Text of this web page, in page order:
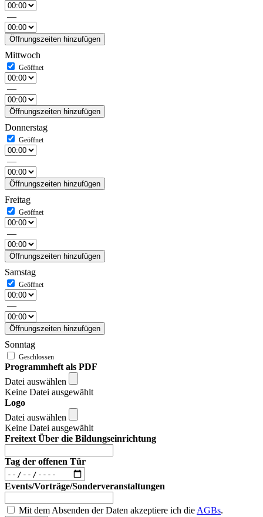
—
Öffnungszeiten hinzufügen
Mittwoch
—
Öffnungszeiten hinzufügen
Donnerstag
—
Öffnungszeiten hinzufügen
Freitag
—
Öffnungszeiten hinzufügen
Samstag
—
Öffnungszeiten hinzufügen
Sonntag
Programmheft als PDF
Datei auswählen
Keine Datei ausgewählt
Logo
Datei auswählen
Keine Datei ausgewählt
Freitext Über die Bildungseinrichtung
Tag der offenen Tür
Events/Vorträge/Sonderveranstaltungen
Mit dem Absenden der Daten akzeptiere ich die AGBs.